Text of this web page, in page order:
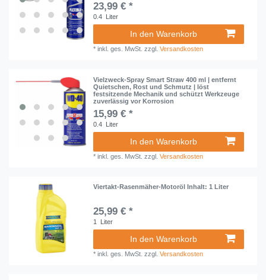
23,99 € *
0.4 Liter
In den Warenkorb
*inkl. ges. MwSt. zzgl.Versandkosten
Vielzweck-Spray Smart Straw 400 ml | entfernt
Quietschen, Rost und Schmutz | löst
festsitzende Mechanik und schützt Werkzeuge
zuverlässig vor Korrosion
15,99 € *
0.4 Liter
In den Warenkorb
*inkl. ges. MwSt. zzgl.Versandkosten
Viertakt-Rasenmäher-Motoröl Inhalt: 1 Liter
25,99 € *
1 Liter
In den Warenkorb
*inkl. ges. MwSt. zzgl.Versandkosten